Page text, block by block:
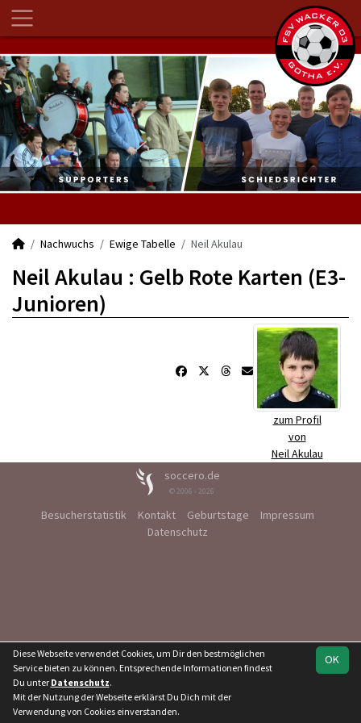
Nachwuchs Ewige Tabelle Neil Akulau
Neil Akulau : Gelb Rote Karten (E3-
Junioren)
zum Profil
von
Neil Akulau
soccero.de
© 2006 - 2026
Besucherstatistik Kontakt Geburtstage
Impressum
Datenschutz
OK
Diese Webseite verwendet Cookies, um Dir den bestmöglichen
Service bieten zu können. Entsprechende Informationen findest
Du unter Datenschutz.
Mit der Nutzung der Webseite erklärst Du Dich mit der
Verwendung von Cookies einverstanden.